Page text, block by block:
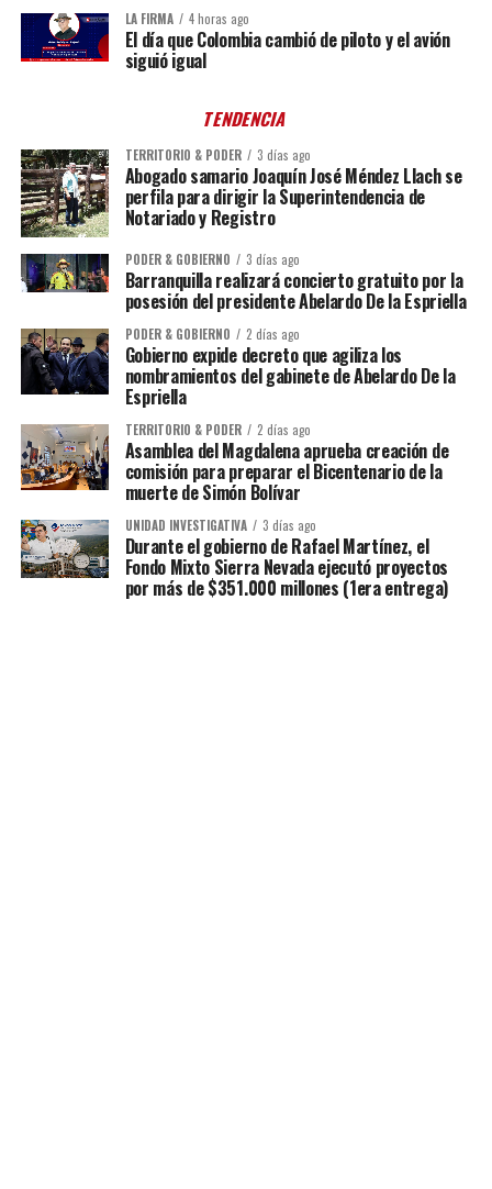
LA FIRMA 4 horas ago
El día que Colombia cambió de piloto y el avión
siguió igual
TENDENCIA
TERRITORIO & PODER 3 días ago
Abogado samario Joaquín José Méndez Llach se
perfila para dirigir la Superintendencia de
Notariado y Registro
PODER & GOBIERNO 3 días ago
Barranquilla realizará concierto gratuito por la
posesión del presidente Abelardo De la Espriella
PODER & GOBIERNO 2 días ago
Gobierno expide decreto que agiliza los
nombramientos del gabinete de Abelardo De la
Espriella
TERRITORIO & PODER 2 días ago
Asamblea del Magdalena aprueba creación de
comisión para preparar el Bicentenario de la
muerte de Simón Bolívar
UNIDAD INVESTIGATIVA 3 días ago
Durante el gobierno de Rafael Martínez, el
Fondo Mixto Sierra Nevada ejecutó proyectos
por más de $351.000 millones (1era entrega)